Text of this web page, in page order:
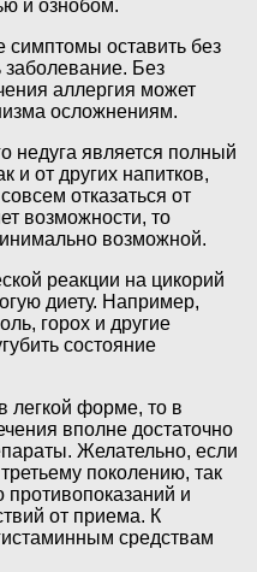
и ознобом.
оставить без
заболевание. Без
аллергия может
осложнениям.
недуга является полный
и от других напитков,
отказаться от
возможности, то
возможной.
реакции на цикорий
диету. Например,
горох и другие
состояние
легкой форме, то в
вполне достаточно
Желательно, если
поколению, так
и
от приема. К
средствам